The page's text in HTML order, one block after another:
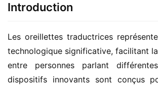
Introduction
Les oreillettes traductrices
technologique significative, facilitant
entre personnes parlant
dispositifs innovants sont conçus